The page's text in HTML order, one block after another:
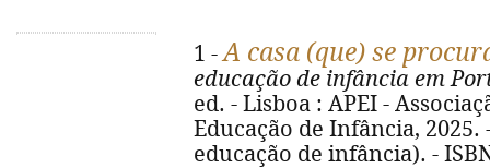
1 -A casa (que) se
educação de infância em
ed. - Lisboa : APEI -
Educação de Infância, 2025.
educação de infância). -